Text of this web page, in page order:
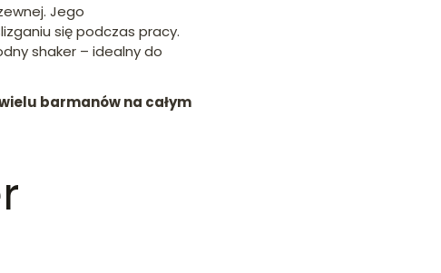
Jego
się podczas pracy.
shaker – idealny do
barmanów na całym